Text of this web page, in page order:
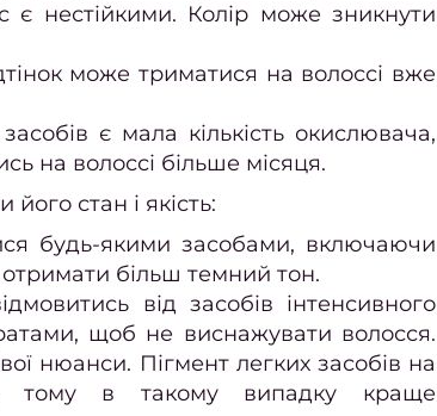
нестійкими. Колір може зникнути
може триматися на волоссі вже
є мала кількість окислювача,
на волоссі більше місяця.
стан і якість:
будь-якими засобами, включаючи
отримати більш темний тон.
від засобів інтенсивного
щоб не виснажувати волосся.
нюанси. Пігмент легких засобів на
тому в такому випадку краще